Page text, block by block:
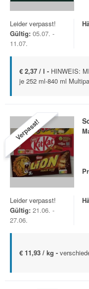
Leider verpasst!
Gültig: 05.07. -
11.07.
€ 2,37 / l - HINWEIS:
je 252 ml-840 ml
Verpasst!
Leider verpasst!
Gültig: 21.06. -
27.06.
€ 11,93 / kg -